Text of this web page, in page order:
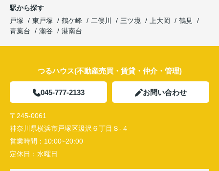
駅から探す
戸塚
東戸塚 鶴ケ峰 二俣川 三ツ境 上大岡
鶴見
青葉台
瀬谷 港南台
つるハウス(不動産売買・賃貸・仲介・管理)
045-777-2133 お問い合わせ
〒245-0061
神奈川県横浜市戸塚区汲沢６丁目８-４
営業時間： 10:00~20:00
定休日： 水曜日